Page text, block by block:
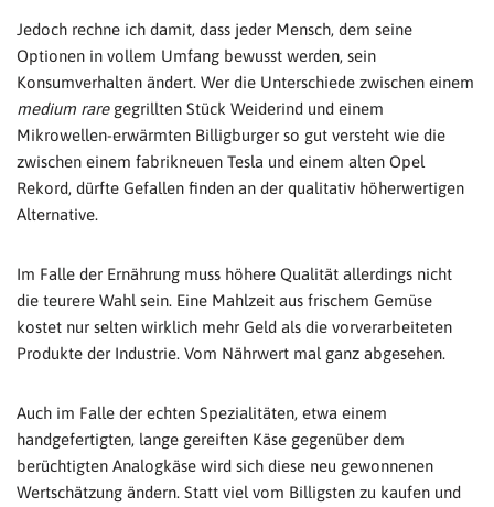
Jedoch rechne ich damit, dass jeder Mensch, dem seine
Optionen in vollem Umfang bewusst werden, sein
Konsumverhalten ändert. Wer die Unterschiede zwischen einem
medium raregegrillten Stück Weiderind und einem
Mikrowellen-erwärmten Billigburger so gut versteht wie die
zwischen einem fabrikneuen Tesla und einem alten Opel
Rekord, dürfte Gefallen finden an der qualitativ höherwertigen
Alternative.
Im Falle der Ernährung muss höhere Qualität allerdings nicht
die teurere Wahl sein. Eine Mahlzeit aus frischem Gemüse
kostet nur selten wirklich mehr Geld als die vorverarbeiteten
Produkte der Industrie. Vom Nährwert mal ganz abgesehen.
Auch im Falle der echten Spezialitäten, etwa einem
handgefertigten, lange gereiften Käse gegenüber dem
berüchtigten Analogkäse wird sich diese neu gewonnenen
Wertschätzung ändern. Statt viel vom Billigsten zu kaufen und